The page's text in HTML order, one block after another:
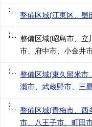
整備区域(江東区、墨
整備区域(昭島市、立
市、府中市、小金井
整備区域(東久留米市
瀬市、武蔵野市、三
整備区域(青梅市、西
市、八王子市、町田